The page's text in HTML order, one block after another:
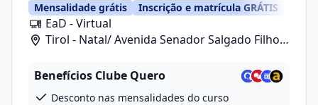
Mensalidade grátis Inscrição e matrícula GRÁTIS
EaD - Virtual
Tirol - Natal/ Avenida Senador Salgado Filho,
Benefícios Clube Quero
Desconto nas mensalidades do curso